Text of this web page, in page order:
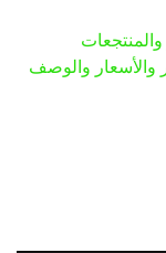
والأسعار والوصف